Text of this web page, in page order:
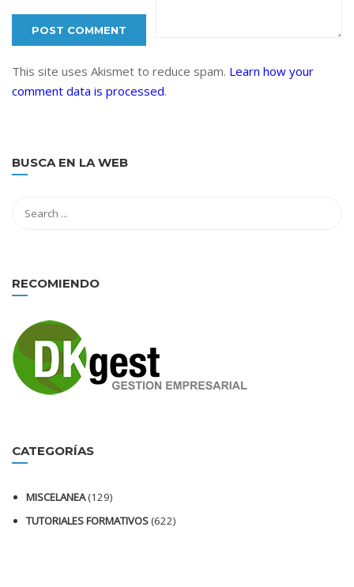
This site uses Akismet to reduce spam. Learn how your
comment data is processed.
BUSCA EN LA WEB
RECOMIENDO
CATEGORÍAS
MISCELANEA(129)
TUTORIALES FORMATIVOS(622)